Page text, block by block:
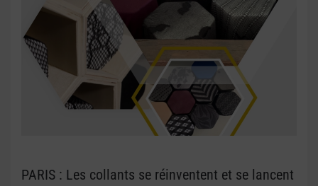
PARIS : Les collants se réinventent et se lancent